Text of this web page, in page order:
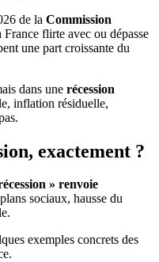
de la Commission
France flirte avec ou dépasse
une part croissante du
dans une récession
inflation résiduelle,
exactement ?
» renvoie
sociaux, hausse du
exemples concrets des